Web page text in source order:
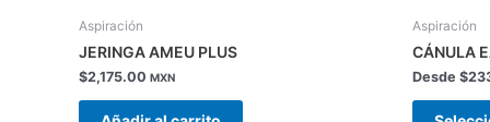
Aspiración
JERINGA AMEU PLUS
$2,175.00 MXN
Aspiración
CÁNULA
Desde $